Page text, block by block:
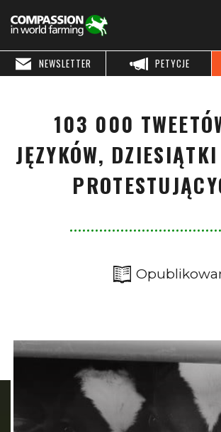
PETYCJE
NEWSLETTER
103 000
JĘZYKÓW,